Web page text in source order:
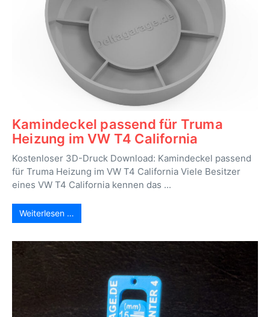
Kamindeckel passend für Truma
Heizung im VW T4 California
Kostenloser 3D-Druck Download: Kamindeckel passend
für Truma Heizung im VW T4 California Viele Besitzer
eines VW T4 California kennen das ...
Weiterlesen …